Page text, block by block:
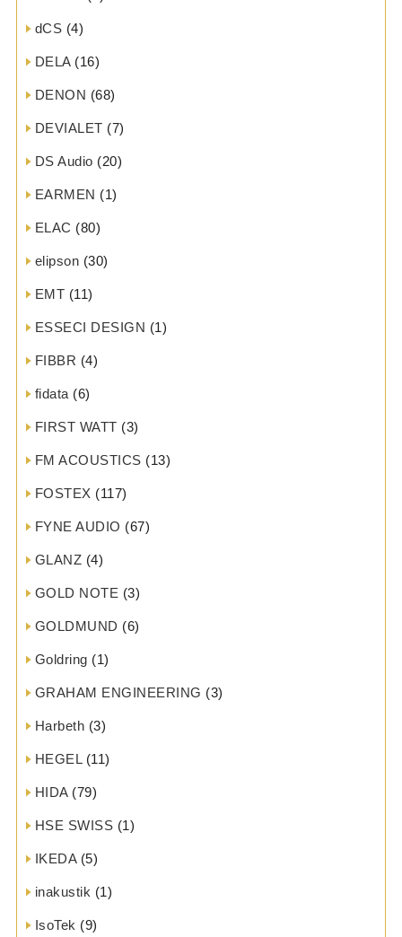
dCS (4)
DELA(16)
DENON (68)
DEVIALET (7)
DS Audio (20)
EARMEN (1)
ELAC (80)
elipson (30)
EMT (11)
ESSECI DESIGN (1)
FIBBR (4)
fidata (6)
FIRST WATT (3)
FM ACOUSTICS (13)
FOSTEX (117)
FYNE AUDIO (67)
GLANZ (4)
GOLD NOTE (3)
GOLDMUND (6)
Goldring (1)
GRAHAM ENGINEERING (3)
Harbeth (3)
HEGEL(11)
HIDA(79)
HSE SWISS (1)
IKEDA(5)
inakustik (1)
IsoTek (9)